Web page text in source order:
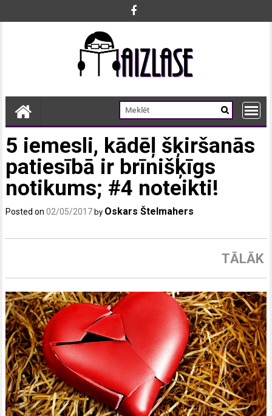
5 iemesli, kādēļ šķiršanās
patiesībā ir brīnišķīgs
notikums; #4 noteikti!
Posted on02/05/2017 by Oskars Štelmahers
TĀLĀK